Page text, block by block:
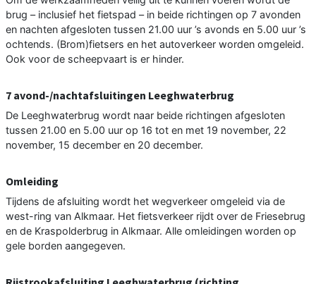
brug – inclusief het fietspad – in beide richtingen op 7 avonden
en nachten afgesloten tussen 21.00 uur ’s avonds en 5.00 uur ’s
ochtends. (Brom)fietsers en het autoverkeer worden omgeleid.
Ook voor de scheepvaart is er hinder.
7 avond-/nachtafsluitingen Leeghwaterbrug
De Leeghwaterbrug wordt naar beide richtingen afgesloten
tussen 21.00 en 5.00 uur op 16 tot en met 19 november, 22
november, 15 december en 20 december.
Omleiding
Tijdens de afsluiting wordt het wegverkeer omgeleid via de
west-ring van Alkmaar. Het fietsverkeer rijdt over de Friesebrug
en de Kraspolderbrug in Alkmaar. Alle omleidingen worden op
gele borden aangegeven.